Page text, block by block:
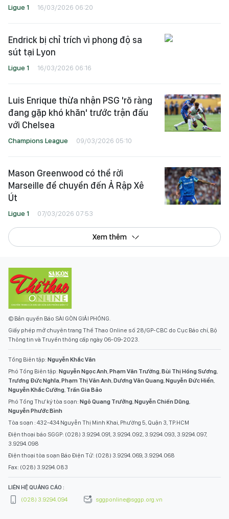
Ligue 1 16/03/2026 06:20
Endrick bị chỉ trích vì phong độ sa
sút tại Lyon
Ligue 1 16/03/2026 06:16
Luis Enrique thừa nhận PSG 'rõ ràng
đang gặp khó khăn' trước trận đấu
với Chelsea
Champions League 09/03/2026 05:10
Mason Greenwood có thể rời
Marseille để chuyển đến Ả Rập Xê
Út
Ligue 1 07/03/2026 07:53
Xem thêm
© Bản quyền Báo SÀI GÒN GIẢI PHÓNG.
Giấy phép mở chuyên trang Thể Thao Online số 28/GP-CBC do Cục Báo chí, Bộ
Thông tin và Truyền thông cấp ngày 06-09-2023.
Tổng Biên tập: Nguyễn Khắc Văn
Phó Tổng Biên tập: Nguyễn Ngọc Anh,Phạm Văn Trường,Bùi Thị Hồng Sương,
Trương Đức Nghĩa,Phạm Thị Vân Anh,Dương Văn Quang,Nguyễn Đức Hiển,
Nguyễn Khắc Cường, Trần Gia Bảo
Phó Tổng Thư ký tòa soạn: Ngô Quang Trưởng,Nguyễn Chiến Dũng,
Nguyễn Phước Bình
Tòa soạn : 432-434 Nguyễn Thị Minh Khai, Phường 5, Quận 3, TP.HCM
Điện thoại báo SGGP: (028) 3.9294.091, 3.9294.092, 3.9294.093, 3.9294.097,
3.9294.098
Điện thoại tòa soạn Báo Điện Tử: (028) 3.9294.069, 3.9294.068
Fax: (028) 3.9294.083
LIÊN HỆ QUẢNG CÁO :
(028) 3.9294.094
sggponline@sggp.org.vn